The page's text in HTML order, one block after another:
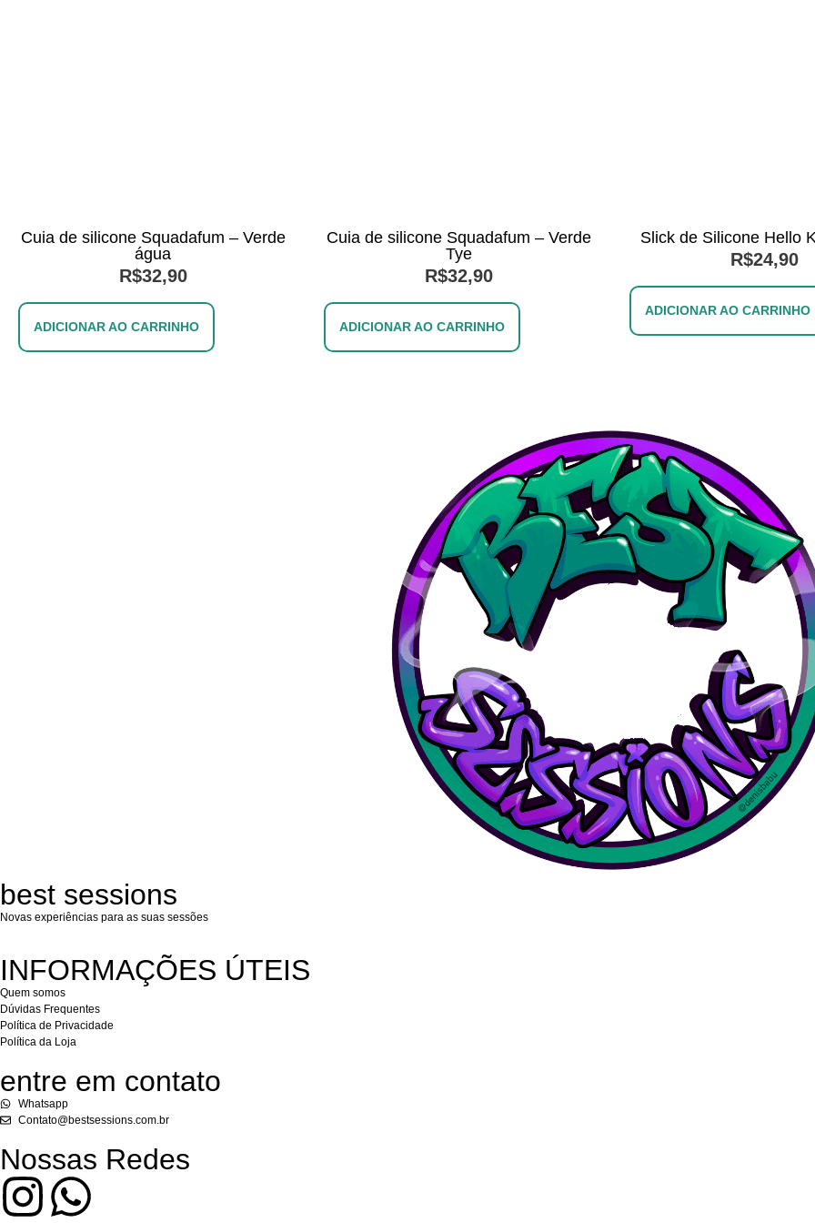
Cuia de silicone Squadafum – Verde
água
R$32,90
ADICIONAR AO CARRINHO
Cuia de silicone Squadafum – Verde
Tye
R$32,90
ADICIONAR AO CARRINHO
Slick de Silicone Hello
R$24,90
ADICIONAR AO CARRINHO
best sessions
Novas experiências para as suas sessões
INFORMAÇÕES ÚTEIS
Quem somos
Dúvidas Frequentes
Política de Privacidade
Política da Loja
entre em contato
Whatsapp
Contato@bestsessions.com.br
Nossas Redes